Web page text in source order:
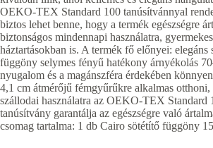
OEKO-TEX Standard 100 tanúsítvánnyal
biztos lehet benne, hogy a termék egészségre
biztonságos mindennapi használatra, gyermekes
háztartásokban is. A termék fő előnyei: elegáns
függöny selymes fényű hatékony árnyékolás
nyugalom és a magánszféra érdekében
4,1 cm átmérőjű fémgyűrűkre alkalmas otthoni,
szállodai használatra az OEKO-TEX Standard
tanúsítvány garantálja az egészségre való
csomag tartalma: 1 db Cairo sötétítő függöny